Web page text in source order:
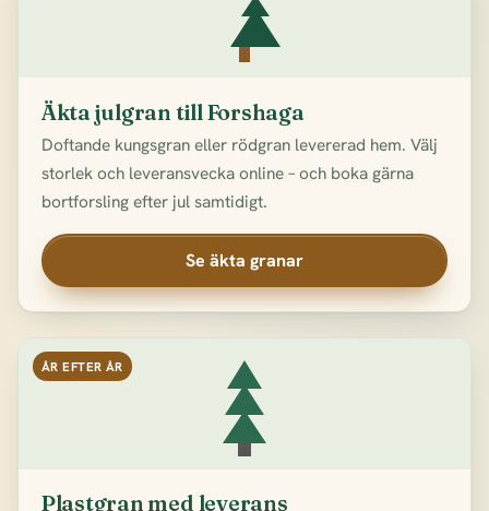
Äkta julgran till Forshaga
Doftande kungsgran eller rödgran levererad hem. Välj
storlek och leveransvecka online – och boka gärna
bortforsling efter jul samtidigt.
Se äkta granar
ÅR EFTER ÅR
Plastgran med leverans